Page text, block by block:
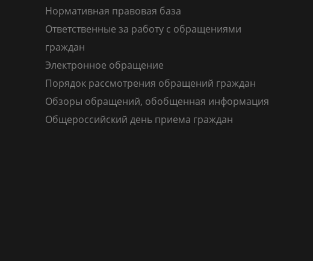
Нормативная правовая база
Ответственные за работу с обращениями
граждан
Электронное обращение
Порядок рассмотрения обращений граждан
Обзоры обращений, обобщенная информация
Общероссийский день приема граждан